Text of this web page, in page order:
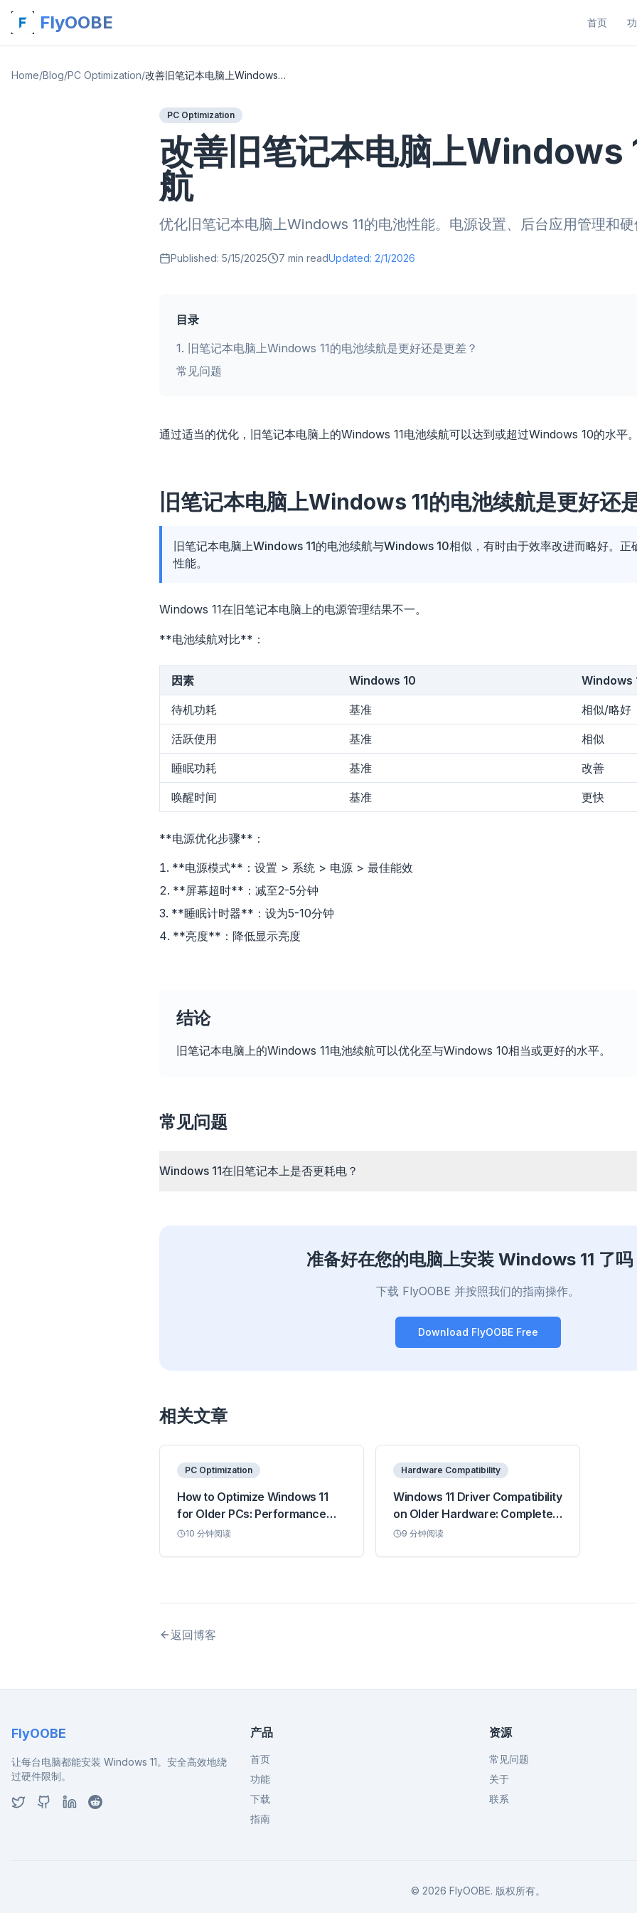
FlyOOBE 首页
Home/Blog/PC Optimization/ 改善旧笔记本电脑上Windows 11的电池续航
PC Optimization
改善旧笔记本电脑上Windows
航
优化旧笔记本电脑上Windows 11的电池性能。电源设置、后台应用管理和硬
Published: 5/15/2025 7 min readUpdated: 2/1/2026
目录
1. 旧笔记本电脑上Windows 11的电池续航是更好还是更差？
常见问题
通过适当的优化，旧笔记本电脑上的Windows 11电池续航可以达到或超过Windows 10的水平。
旧笔记本电脑上Windows 11的电池续航是更好还
旧笔记本电脑上Windows 11的电池续航与Windows 10相似，有时由于效率改进而略好。
性能。
Windows 11在旧笔记本电脑上的电源管理结果不一。
**电池续航对比**：
因素 Windows 10 Windows
待机功耗 基准 相似/略好
活跃使用 基准 相似
睡眠功耗 基准 改善
唤醒时间 基准 更快
**电源优化步骤**：
**电源模式**：设置 > 系统 > 电源 > 最佳能效
**屏幕超时**：减至2-5分钟
**睡眠计时器**：设为5-10分钟
**亮度**：降低显示亮度
结论
旧笔记本电脑上的Windows 11电池续航可以优化至与Windows 10相当或更好的水平。
常见问题
Windows 11在旧笔记本上是否更耗电？
准备好在您的电脑上安装 Windows 11 了吗
下载 FlyOOBE 并按照我们的指南操作。
Download FlyOOBE Free
相关文章
PC Optimization
How to Optimize Windows 11
for Older PCs: Performance
Guide
10 分钟阅读
Hardware Compatibility
Windows 11 Driver Compatibility
on Older Hardware: Complete
Guide
9 分钟阅读
返回博客
FlyOOBE
让每台电脑都能安装 Windows 11。安全高效地绕
过硬件限制。
产品
首页
功能
下载
指南
资源
常见问题
关于
联系
© 2026 FlyOOBE. 版权所有。
个网站的加载时间。 跨站追踪器,告别拖慢。
全部优化。